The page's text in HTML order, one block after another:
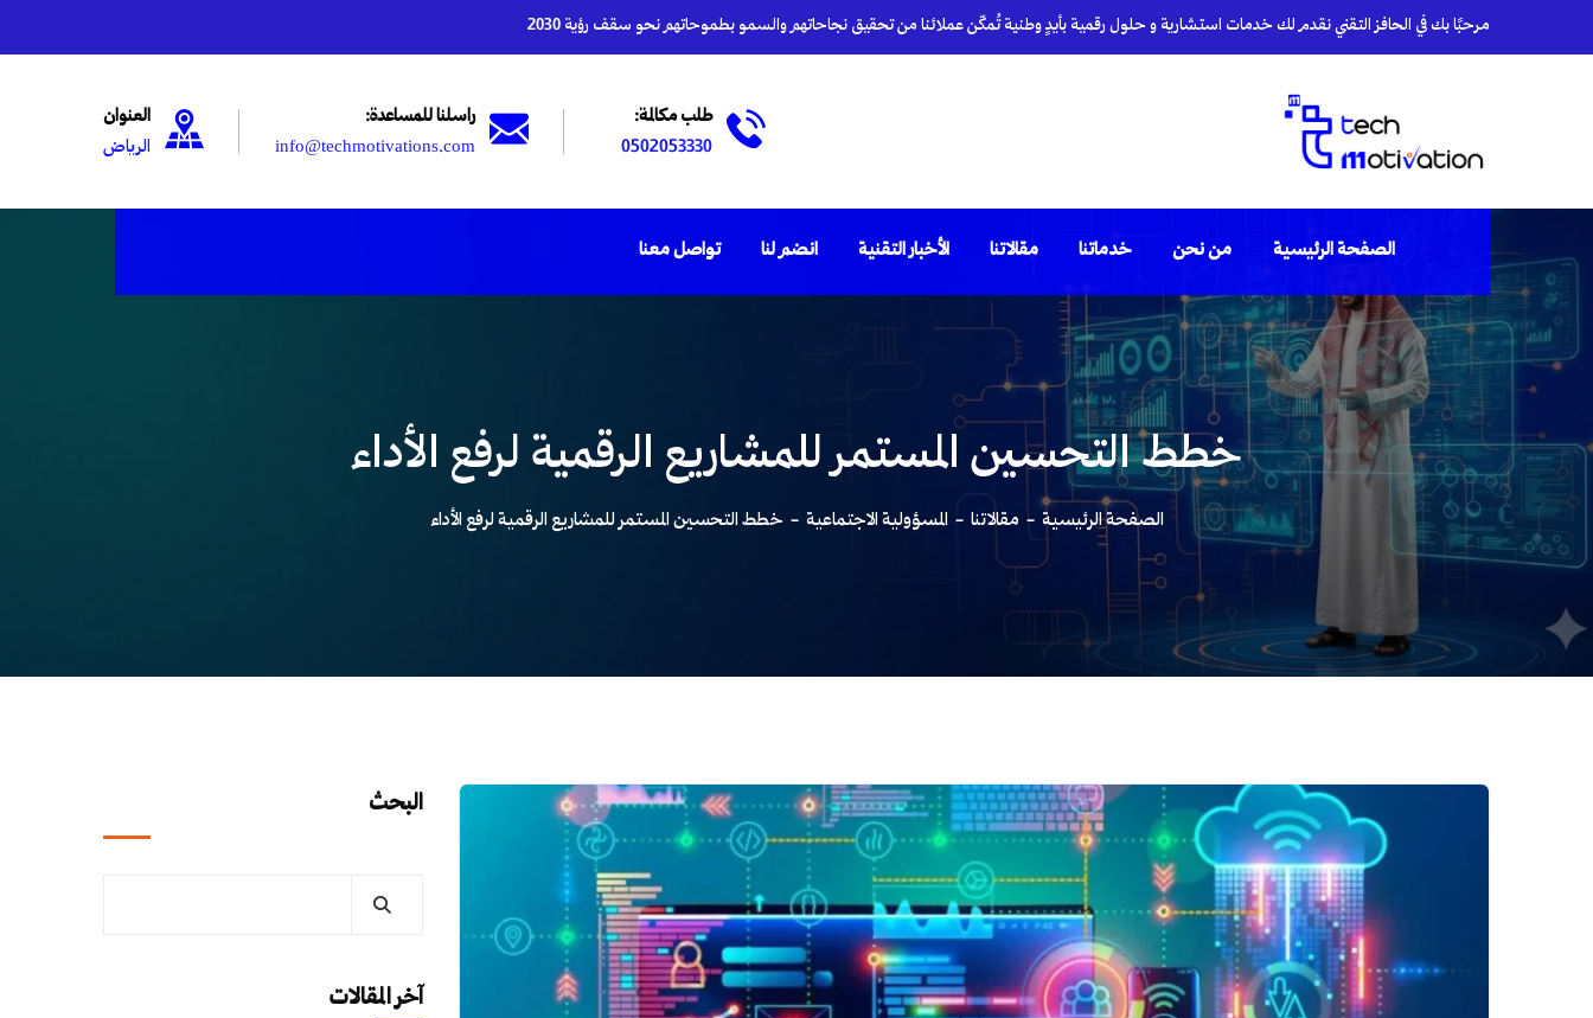
مرحبًا بك في الحافز التقني نقدم لك خدمات استشارية و حلول رقمية بأيدٍ وطنية تُمكّن عملائنا من تحقيق نجاحاتهم والسمو بطموحاتهم نحو سقف رؤية 2030
طلب مكالمة:
0502053330
راسلنا للمساعدة:
info@techmotivations.com
العنوان
الرياض
الصفحة الرئيسية من نحن خدماتنا مقالاتنا الأخبار التقنية انضم لنا تواصل معنا
خطط التحسين المستمر للمشاريع الرقمية لرفع الأداء
الصفحة الرئيسية مقالاتنا المسؤولية الاجتماعية خطط التحسين المستمر للمشاريع الرقمية لرفع الأداء
البحث
آخر المقالات